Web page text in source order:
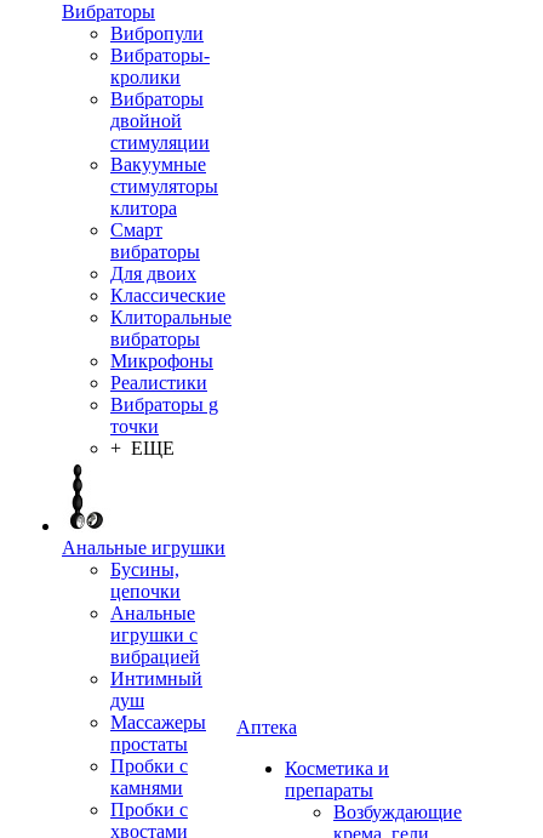
Вибраторы
Вибропули
Вибраторы-
кролики
Вибраторы
двойной
стимуляции
Вакуумные
стимуляторы
клитора
Смарт
вибраторы
Для двоих
Классические
Клиторальные
вибраторы
Микрофоны
Реалистики
Вибраторы g
точки
+ ЕЩЕ
Анальные игрушки
Бусины,
цепочки
Анальные
игрушки с
вибрацией
Интимный
душ
Массажеры
простаты
Пробки с
камнями
Пробки с
хвостами
Аптека
Косметика и
препараты
Возбуждающие
крема, гели